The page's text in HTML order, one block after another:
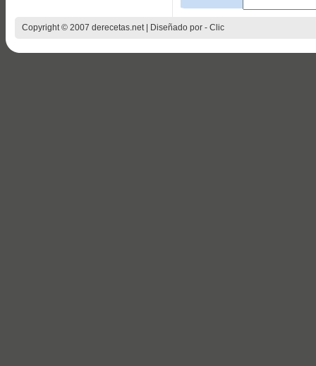
Copyright © 2007 derecetas.net | Diseñado por - Clic